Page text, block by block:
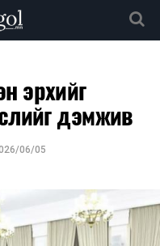
эрхийг
дэмжив
06/05